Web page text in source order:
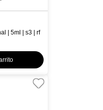
| 5ml | s3 | rf